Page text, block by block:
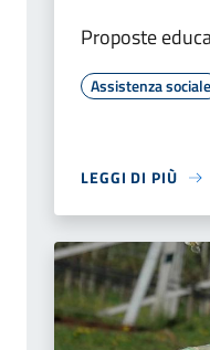
Proposte
Assistenza sociale
LEGGI DI PIÙ